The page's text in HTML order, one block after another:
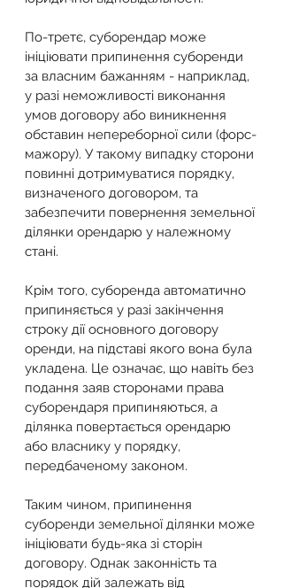
По-третє, суборендар може
ініціювати припинення суборенди
за власним бажанням - наприклад,
у разі неможливості виконання
умов договору або виникнення
обставин непереборної сили (форс-
мажору). У такому випадку сторони
повинні дотримуватися порядку,
визначеного договором, та
забезпечити повернення земельної
ділянки орендарю у належному
стані.
Крім того, суборенда автоматично
припиняється у разі закінчення
строку дії основного договору
оренди, на підставі якого вона була
укладена. Це означає, що навіть без
подання заяв сторонами права
суборендаря припиняються, а
ділянка повертається орендарю
або власнику у порядку,
передбаченому законом.
Таким чином, припинення
суборенди земельної ділянки може
ініціювати будь-яка зі сторін
договору. Однак законність та
порядок дій залежать від